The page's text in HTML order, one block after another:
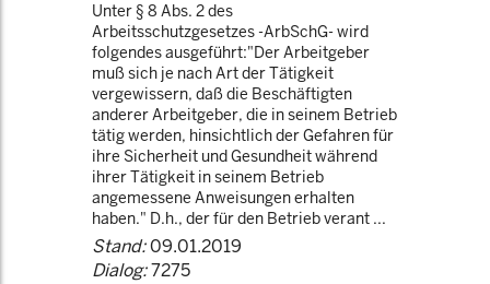
Unter § 8 Abs. 2 des
Arbeitsschutzgesetzes -ArbSchG- wird
folgendes ausgeführt:"Der Arbeitgeber
muß sich je nach Art der Tätigkeit
vergewissern, daß die Beschäftigten
anderer Arbeitgeber, die in seinem Betrieb
tätig werden, hinsichtlich der Gefahren für
ihre Sicherheit und Gesundheit während
ihrer Tätigkeit in seinem Betrieb
angemessene Anweisungen erhalten
haben." D.h., der für den Betrieb verant ...
Stand:09.01.2019
Dialog:7275